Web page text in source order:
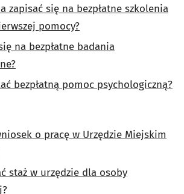
zapisać się na bezpłatne szkolenia
pomocy?
na bezpłatne badania
bezpłatną pomoc psychologiczną?
o pracę w Urzędzie Miejskim
staż w urzędzie dla osoby